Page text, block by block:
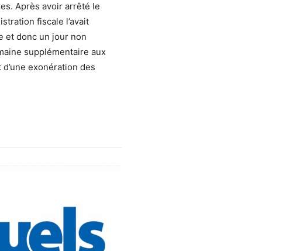
Après avoir arrêté le
fiscale l’avait
et donc un jour non
supplémentaire aux
exonération des